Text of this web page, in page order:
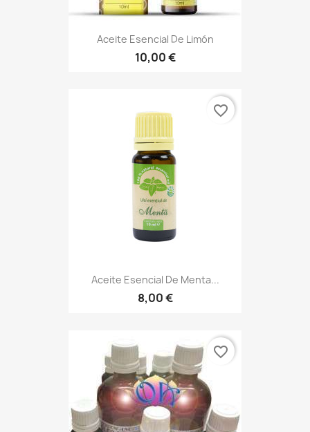
Aceite Esencial De Limón
10,00 €
Aceite Esencial De Menta...
8,00 €
favorite_border
favorite_border